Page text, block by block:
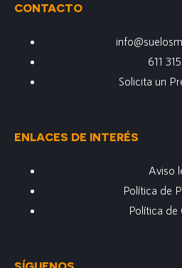
CONTACTO
611
Solicita un
ENLACES DE INTERÉS
Aviso
Política de
Política de